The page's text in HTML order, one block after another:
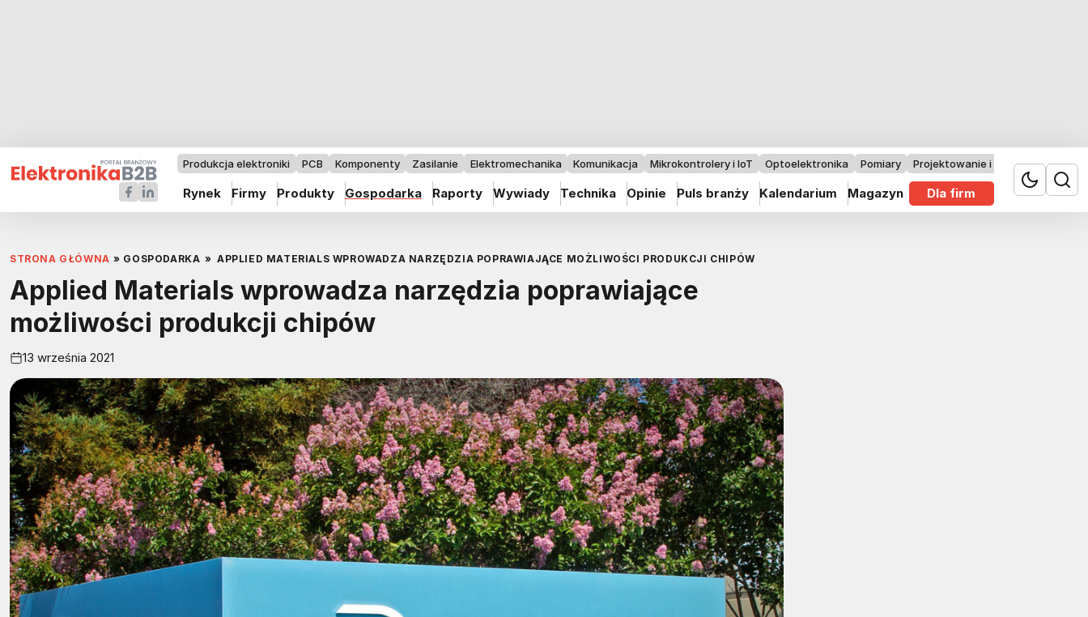
Produkcja elektroniki PCB Komponenty Zasilanie Elektromechanika Komunikacja Mikrokontrolery i IoT Optoelektronika Pomiary Projektowanie i badania
Rynek Firmy Produkty Gospodarka Raporty Wywiady Technika Opinie Puls branży Kalendarium Magazyn Dla firm
STRONA GŁÓWNA » GOSPODARKA » APPLIED MATERIALS WPROWADZA NARZĘDZIA POPRAWIAJĄCE MOŻLIWOŚCI PRODUKCJI CHIPÓW
Applied Materials wprowadza narzędzia poprawiające
możliwości produkcji chipów
13 września 2021